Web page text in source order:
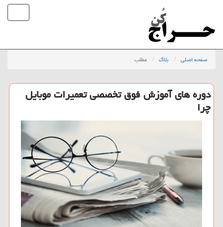
صفحه اصلی بلاگ مطلب
دوره های آموزش فوق تخصصی تعمیرات موبایل
چرا